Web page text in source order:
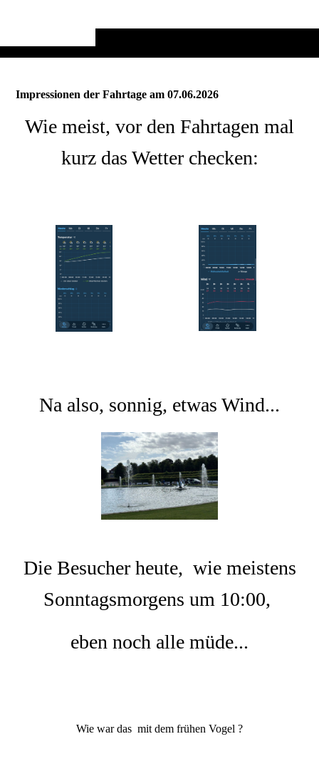
Impressionen der Fahrtage am 07.06.2026
Wie meist, vor den Fahrtagen mal
kurz das Wetter checken:
Na also, sonnig, etwas Wind...
Die Besucher heute, wie meistens
Sonntagsmorgens um 10:00,
eben noch alle müde...
Wie war das mit dem frühen Vogel ?